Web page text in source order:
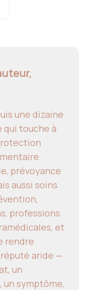
une dizaine
qui touche à
prévoyance
aussi soins
professions
et
rendre
aride —
un
symptôme,